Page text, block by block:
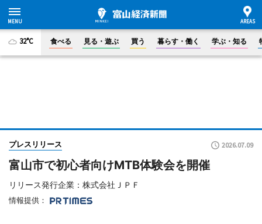
32°C 食べる 見る・遊ぶ 買う 暮らす・働く 学ぶ・知る
プレスリリース 2026.07.09
富山市で初心者向けMTB体験会を開催
リリース発行企業：株式会社ＪＰＦ
情報提供：